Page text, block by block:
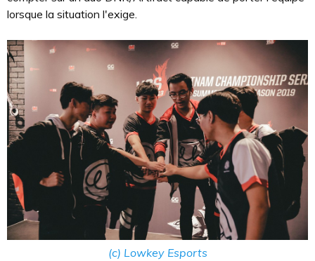
lorsque la situation l'exige.
(c) Lowkey Esports